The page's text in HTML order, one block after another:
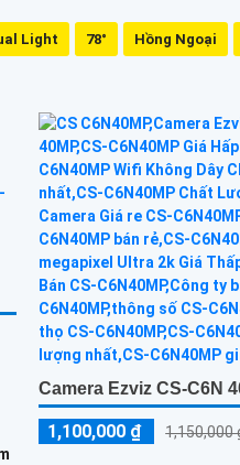
Light 78° Hồng Ngoại
Camera Ezviz CS-C6N
1,100,000 ₫ 1,150,000